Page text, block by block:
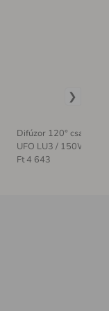
Difúzor 120° csarnokvilágításhoz
UFO LU3 / 150W -
Ft 4 643